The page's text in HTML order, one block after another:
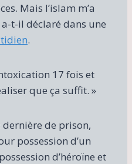
Mais l’islam m’a
t-il déclaré dans une
.
17 fois et
que ça suffit. »
de prison,
possession d’un
d’héroïne et